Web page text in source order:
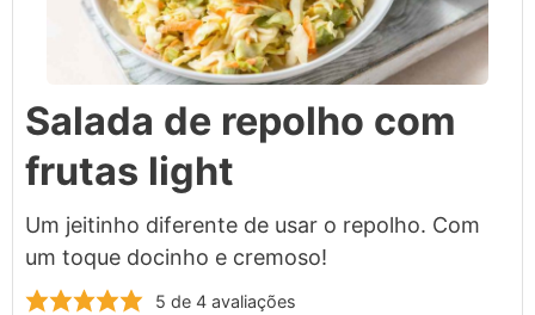
Salada de repolho com
frutas light
Um jeitinho diferente de usar o repolho. Com
um toque docinho e cremoso!
5 de 4avaliações